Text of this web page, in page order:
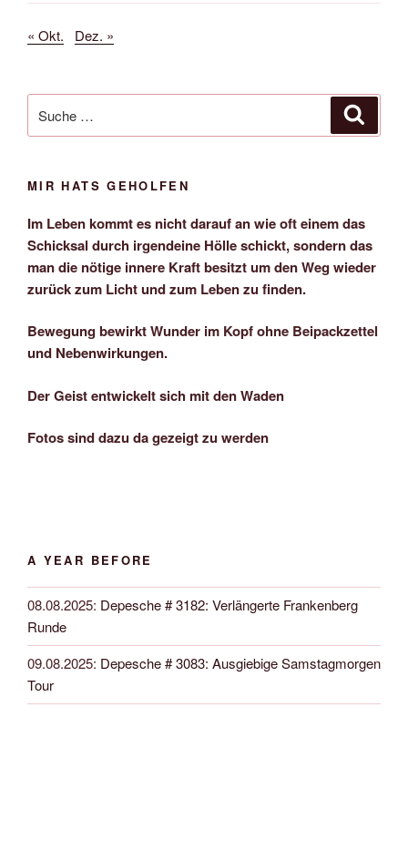
« Okt. Dez. »
nach:
MIR HATS GEHOLFEN
Im Leben kommt es nicht darauf an wie oft einem das
Schicksal durch irgendeine Hölle schickt, sondern das
man die nötige innere Kraft besitzt um den Weg wieder
zurück zum Licht und zum Leben zu finden.
Bewegung bewirkt Wunder im Kopf ohne Beipackzettel
und Nebenwirkungen.
Der Geist entwickelt sich mit den Waden
Fotos sind dazu da gezeigt zu werden
A YEAR BEFORE
08.08.2025: Depesche # 3182: Verlängerte Frankenberg
Runde
09.08.2025: Depesche # 3083: Ausgiebige Samstagmorgen
Tour